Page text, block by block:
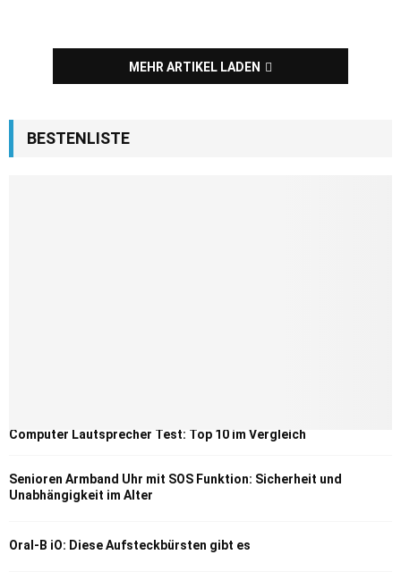
MEHR ARTIKEL LADEN
BESTENLISTE
Computer Lautsprecher Test: Top 10 im Vergleich
Senioren Armband Uhr mit SOS Funktion: Sicherheit und
Unabhängigkeit im Alter
Oral-B iO: Diese Aufsteckbürsten gibt es